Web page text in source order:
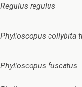
Regulus regulus
Phylloscopus collybita
Phylloscopus fuscatus